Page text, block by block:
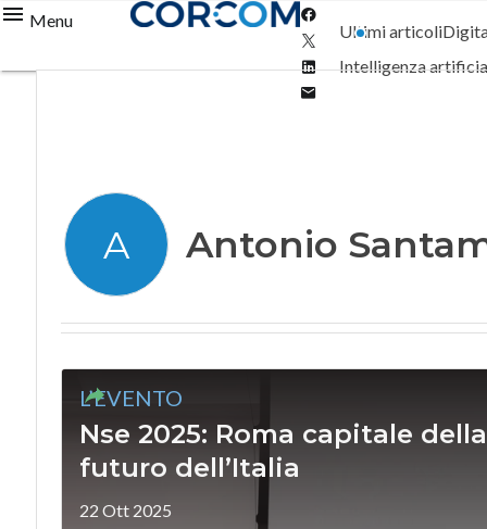
Menu
Twitter
Linkedin
Ultimi articoli
Intelligenza
A Antonio
L’EVENTO
Nse 2025: Roma capitale
futuro dell’Italia
22 Ott 2025